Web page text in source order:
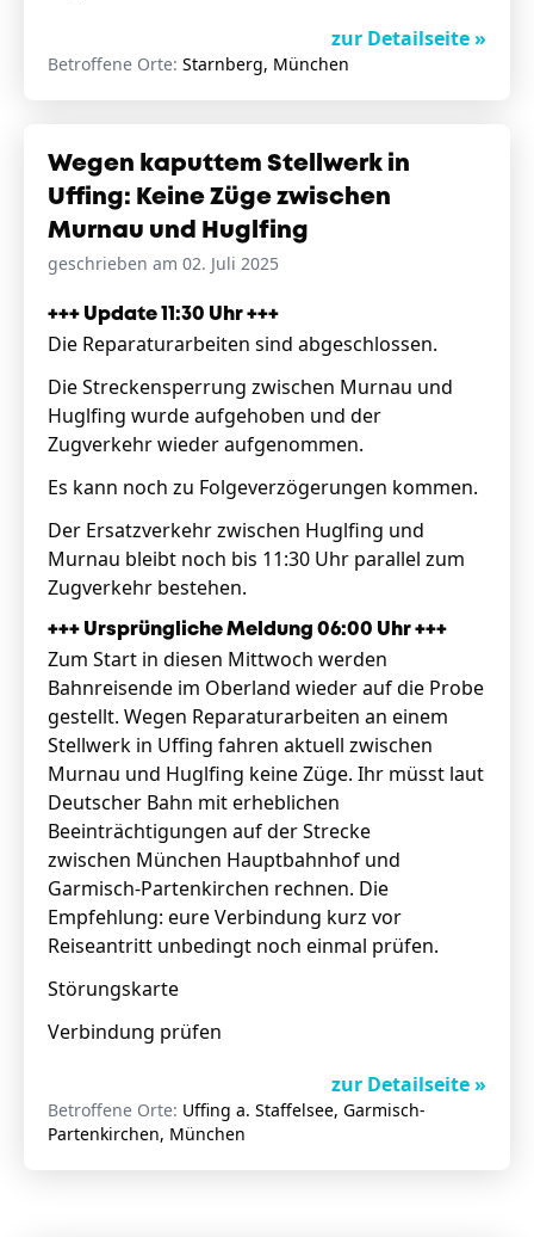
zur Detailseite »
Betroffene Orte: Starnberg, München
Wegen kaputtem Stellwerk in
Uffing: Keine Züge zwischen
Murnau und Huglfing
geschrieben am 02. Juli 2025
+++ Update 11:30 Uhr +++
Die Reparaturarbeiten sind abgeschlossen.
Die Streckensperrung zwischen Murnau und
Huglfing wurde aufgehoben und der
Zugverkehr wieder aufgenommen.
Es kann noch zu Folgeverzögerungen kommen.
Der Ersatzverkehr zwischen Huglfing und
Murnau bleibt noch bis 11:30 Uhr parallel zum
Zugverkehr bestehen.
+++ Ursprüngliche Meldung 06:00 Uhr +++
Zum Start in diesen Mittwoch werden
Bahnreisende im Oberland wieder auf die Probe
gestellt. Wegen Reparaturarbeiten an einem
Stellwerk in Uffing fahren aktuell zwischen
Murnau und Huglfing keine Züge. Ihr müsst laut
Deutscher Bahn mit erheblichen
Beeinträchtigungen auf der Strecke
zwischen München Hauptbahnhof und
Garmisch-Partenkirchen rechnen. Die
Empfehlung: eure Verbindung kurz vor
Reiseantritt unbedingt noch einmal prüfen.
Störungskarte
Verbindung prüfen
zur Detailseite »
Betroffene Orte: Uffing a. Staffelsee, Garmisch-
Partenkirchen, München